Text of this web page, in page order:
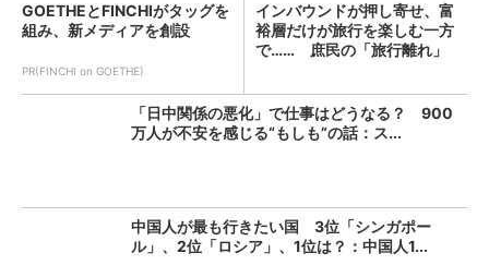
GOETHEとFINCHIがタッグを
組み、新メディアを創設
PR(FINCHI on GOETHE)
インバウンドが押し寄せ、富
裕層だけが旅行を楽しむ一方
で…… 庶民の「旅行離れ」
「日中関係の悪化」で仕事はどうなる？ 900
万人が不安を感じる“もしも”の話：ス...
中国人が最も行きたい国 3位「シンガポー
ル」、2位「ロシア」、1位は？：中国人1...